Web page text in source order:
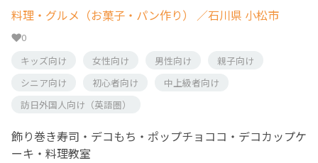
料理・グルメ（お菓子・パン作り） ／石川県 小松市
0
キッズ向け
女性向け 男性向け
親子向け
シニア向け
初心者向け
中上級者向け
訪日外国人向け（英語圏）
飾り巻き寿司・デコもち・ポップチョココ・デコカップケ
ーキ・料理教室